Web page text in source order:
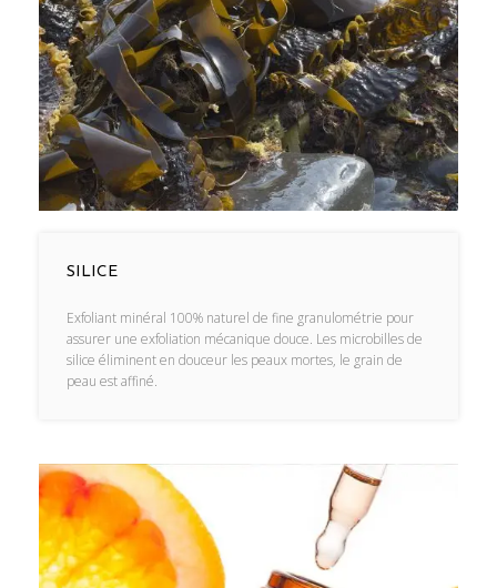
SILICE
Exfoliant minéral 100% naturel de fine granulométrie pour
assurer une exfoliation mécanique douce. Les microbilles de
silice éliminent en douceur les peaux mortes, le grain de
peau est affiné.